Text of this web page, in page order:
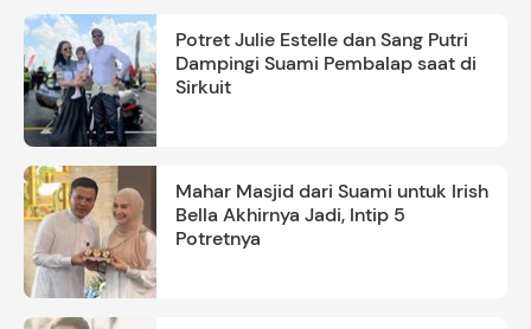
Potret Julie Estelle dan Sang Putri
Dampingi Suami Pembalap saat di
Sirkuit
Mahar Masjid dari Suami untuk Irish
Bella Akhirnya Jadi, Intip 5
Potretnya